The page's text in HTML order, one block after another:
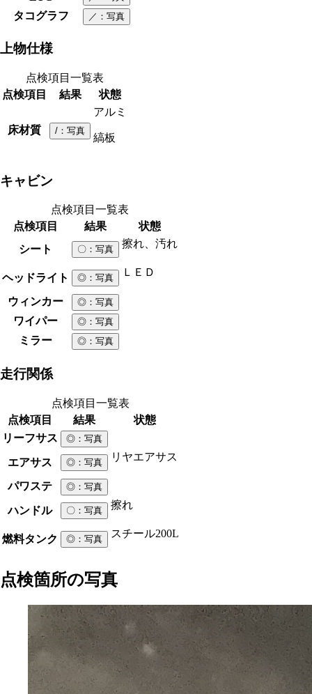
タコグラフ ／ ：写真
上物仕様
点検項目一覧表
点検項目
結果 状態
床材質 / ：写真
アルミ
縞板
キャビン
点検項目一覧表
点検項目
結果
状態
シート
〇 ：写真 擦れ、汚れ
ヘッドライト ◎ ：写真 ＬＥＤ
ウィンカー ◎ ：写真
ワイパー ◎ ：写真
ミラー ◎ ：写真
走行関係
点検項目一覧表
点検項目
結果
状態
リーフサス
◎ ：写真
エアサス ◎ ：写真 リヤエアサス
パワステ ◎ ：写真
ハンドル 〇 ：写真 擦れ
燃料タンク ◎ ：写真 スチール200L
点検箇所の写真